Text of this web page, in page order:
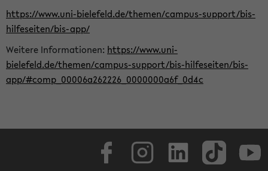
https://www.uni-bielefeld.de/themen/campus-support/bis-
hilfeseiten/bis-app/
Weitere Informationen: https://www.uni-
bielefeld.de/themen/campus-support/bis-hilfeseiten/bis-
app/#comp_00006a262226_0000000a6f_0d4c